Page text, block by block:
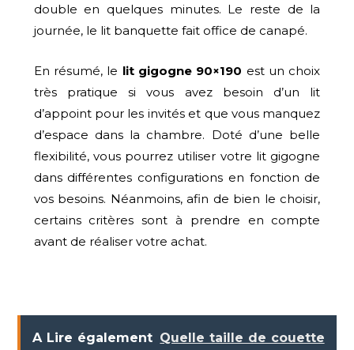
double en quelques minutes. Le reste de la
journée, le lit banquette fait office de canapé.
En résumé, le lit gigogne 90×190 est un choix
très pratique si vous avez besoin d’un lit
d’appoint pour les invités et que vous manquez
d’espace dans la chambre. Doté d’une belle
flexibilité, vous pourrez utiliser votre lit gigogne
dans différentes configurations en fonction de
vos besoins. Néanmoins, afin de bien le choisir,
certains critères sont à prendre en compte
avant de réaliser votre achat.
A Lire également Quelle taille de couette